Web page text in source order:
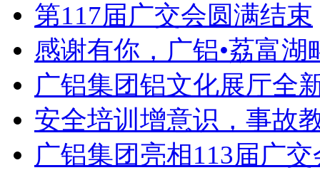
第117届广交会圆满结束
感谢有你，广铝•荔富
广铝集团铝文化展厅全
安全培训增意识，事故
广铝集团亮相113届广交